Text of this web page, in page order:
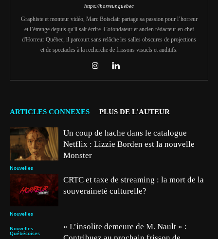
https://horreur.quebec
Graphiste et monteur vidéo, Marc Boisclair partage sa passion pour l’horreur
et l’étrange depuis qu'il sait écrire. Cofondateur et ancien rédacteur en chef
d'Horreur Québec, il parcourt sans relâche les salles obscures de projections
et de spectacles à la recherche de frissons visuels et auditifs.
ARTICLES CONNEXES PLUS DE L'AUTEUR
Nouvelles
Un coup de hache dans le catalogue
Netflix : Lizzie Borden est la nouvelle
Monster
Nouvelles
CRTC et taxe de streaming : la mort de la
souveraineté culturelle?
Nouvelles
Québécoises
« L’insolite demeure de M. Nault » :